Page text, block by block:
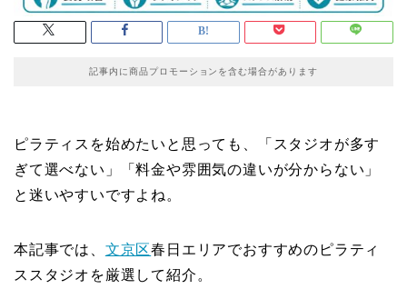
記事内に商品プロモーションを含む場合があります
ピラティスを始めたいと思っても、「スタジオが多す
ぎて選べない」「料金や雰囲気の違いが分からない」
と迷いやすいですよね。
本記事では、 文京区春日エリアでおすすめのピラティ
ススタジオを厳選して紹介。